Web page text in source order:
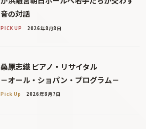
音の対話
PICK UP 2026年8月8日
桑原志織 ピアノ・リサイタル
－オール・ショパン・プログラム－
Pick Up 2026年8月7日